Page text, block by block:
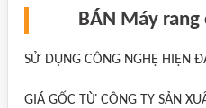
BÁN Máy rang
SỬ DỤNG CÔNG NGHỆ HIỆN
GIÁ GỐC TỪ CÔNG TY SẢN